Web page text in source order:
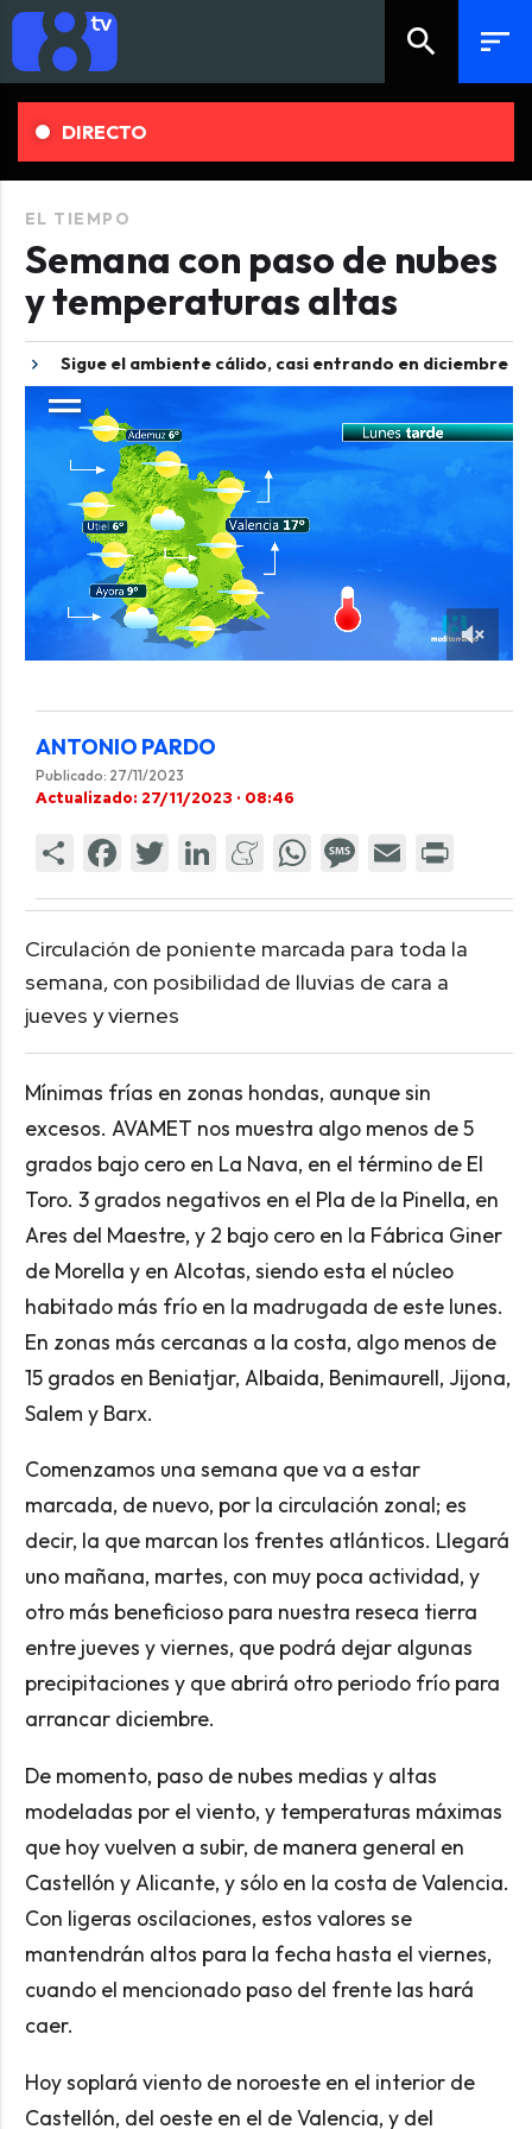
search sort
DIRECTO
EL TIEMPO
Semana con paso de nubes
y temperaturas altas
Sigue el ambiente cálido, casi entrando en diciembre
ANTONIO PARDO
Publicado: 27/11/2023
Actualizado: 27/11/2023 · 08:46
Circulación de poniente marcada para toda la
semana, con posibilidad de lluvias de cara a
jueves y viernes
Mínimas frías en zonas hondas, aunque sin
excesos. AVAMET nos muestra algo menos de 5
grados bajo cero en La Nava, en el término de El
Toro. 3 grados negativos en el Pla de la Pinella, en
Ares del Maestre, y 2 bajo cero en la Fábrica Giner
de Morella y en Alcotas, siendo esta el núcleo
habitado más frío en la madrugada de este lunes.
En zonas más cercanas a la costa, algo menos de
15 grados en Beniatjar, Albaida, Benimaurell, Jijona,
Salem y Barx.
Comenzamos una semana que va a estar
marcada, de nuevo, por la circulación zonal; es
decir, la que marcan los frentes atlánticos. Llegará
uno mañana, martes, con muy poca actividad, y
otro más beneficioso para nuestra reseca tierra
entre jueves y viernes, que podrá dejar algunas
precipitaciones y que abrirá otro periodo frío para
arrancar diciembre.
De momento, paso de nubes medias y altas
modeladas por el viento, y temperaturas máximas
que hoy vuelven a subir, de manera general en
Castellón y Alicante, y sólo en la costa de Valencia.
Con ligeras oscilaciones, estos valores se
mantendrán altos para la fecha hasta el viernes,
cuando el mencionado paso del frente las hará
caer.
Hoy soplará viento de noroeste en el interior de
Castellón, del oeste en el de Valencia, y del